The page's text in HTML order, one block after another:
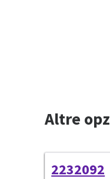
Altre
2232092